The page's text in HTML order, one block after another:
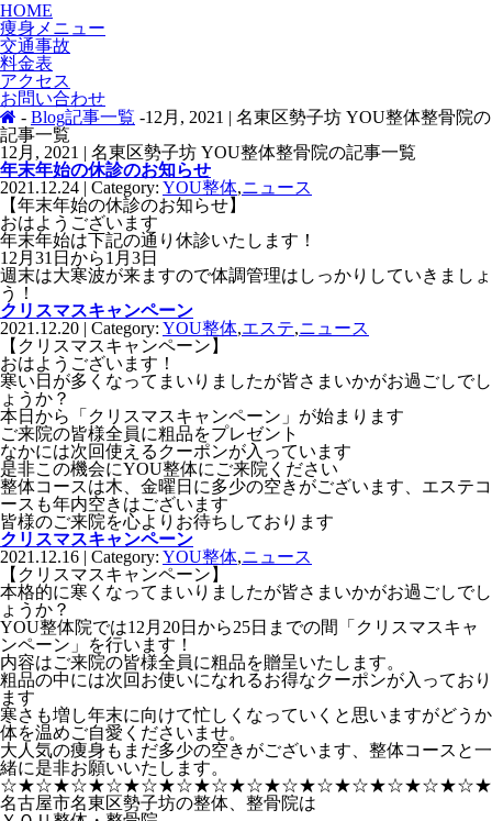
HOME
痩身メニュー
交通事故
料金表
アクセス
お問い合わせ
- Blog記事一覧 -12月, 2021 | 名東区勢子坊 YOU整体整骨院の
記事一覧
12月, 2021 | 名東区勢子坊 YOU整体整骨院の記事一覧
年末年始の休診のお知らせ
2021.12.24 | Category: YOU整体,ニュース
【年末年始の休診のお知らせ】
おはようございます
年末年始は下記の通り休診いたします！
12月31日から1月3日
週末は大寒波が来ますので体調管理はしっかりしていきましょ
う！
クリスマスキャンペーン
2021.12.20 | Category: YOU整体,エステ,ニュース
【クリスマスキャンペーン】
おはようございます！
寒い日が多くなってまいりましたが皆さまいかがお過ごしでし
ょうか？
本日から「クリスマスキャンペーン」が始まります
ご来院の皆様全員に粗品をプレゼント
なかには次回使えるクーポンが入っています
是非この機会にYOU整体にご来院ください
整体コースは木、金曜日に多少の空きがございます、エステコ
ースも年内空きはございます
皆様のご来院を心よりお待ちしております
クリスマスキャンペーン
2021.12.16 | Category: YOU整体,ニュース
【クリスマスキャンペーン】
本格的に寒くなってまいりましたが皆さまいかがお過ごしでし
ょうか？
YOU整体院では12月20日から25日までの間「クリスマスキャ
ンペーン」を行います！
内容はご来院の皆様全員に粗品を贈呈いたします。
粗品の中には次回お使いになれるお得なクーポンが入っており
ます
寒さも増し年末に向けて忙しくなっていくと思いますがどうか
体を温めご自愛くださいませ。
大人気の痩身もまだ多少の空きがございます、整体コースと一
緒に是非お願いいたします。
☆★☆★☆★☆★☆★☆★☆★☆★☆★☆★☆★☆★☆★☆★
名古屋市名東区勢子坊の整体、整骨院は